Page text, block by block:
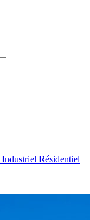
Industriel Résidentiel